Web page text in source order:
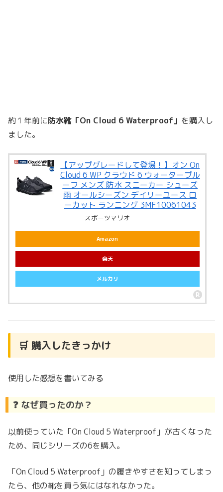
約１年前に防水靴「On Cloud 6 Waterproof」 を購入し
ました。
【アップグレードして登場！】オン On
Cloud 6 WP クラウド 6 ウォータープル
ーフ メンズ 防水 スニーカー シューズ
雨 オールシーズン デイリーユース ロ
ーカット ランニング 3MF10061043
スポーツマリオ
Amazon
楽天
メルカリ
🛒 購入したきっかけ
使用した感想を書いてみる
❓ なぜ買ったのか？
以前使っていた「On Cloud 5 Waterproof」が古くなった
ため、同じシリーズの6を購入。
「On Cloud 5 Waterproof」の履きやすさを知ってしまっ
たら、他の靴を買う気にはなれなかった。